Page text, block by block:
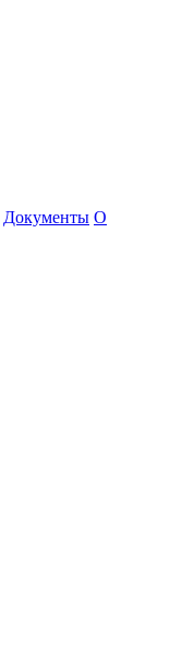
Документы О